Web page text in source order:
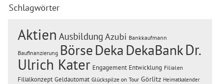
Schlagwörter
Aktien Ausbildung Azubi Bankkaufmann
Baufinanzierung BörseDeka DekaBankDr.
Ulrich Kater Engagement Entwicklung Filialen
Filialkonzept Geldautomat Glückspilze on Tour Görlitz Heimatkalender